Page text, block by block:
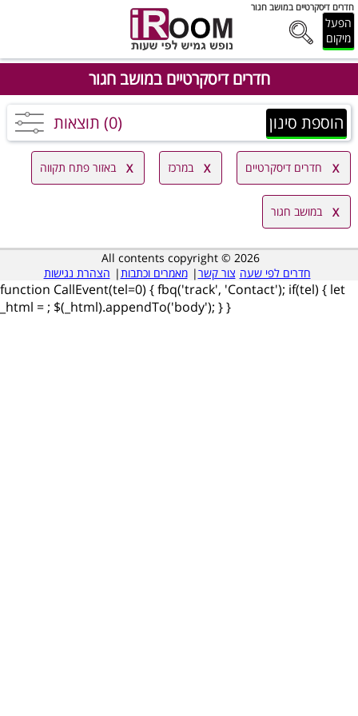
חדרים דיסקרטיים במושב חגור
הפעל
מיקום
חדרים דיסקרטיים במושב חגור
הוספת סינון (0) תוצאות
חדרים דיסקרטיים במרכז באזור פתח תקווה
במושב חגור
All contents copyright © 2026
חדרים לפי שעה צור קשר| מאמרים וכתבות| הצהרת נגישות
function CallEvent(tel=0) { fbq('track', 'Contact'); if(tel) { let
_html = ; $(_html).appendTo('body'); } }